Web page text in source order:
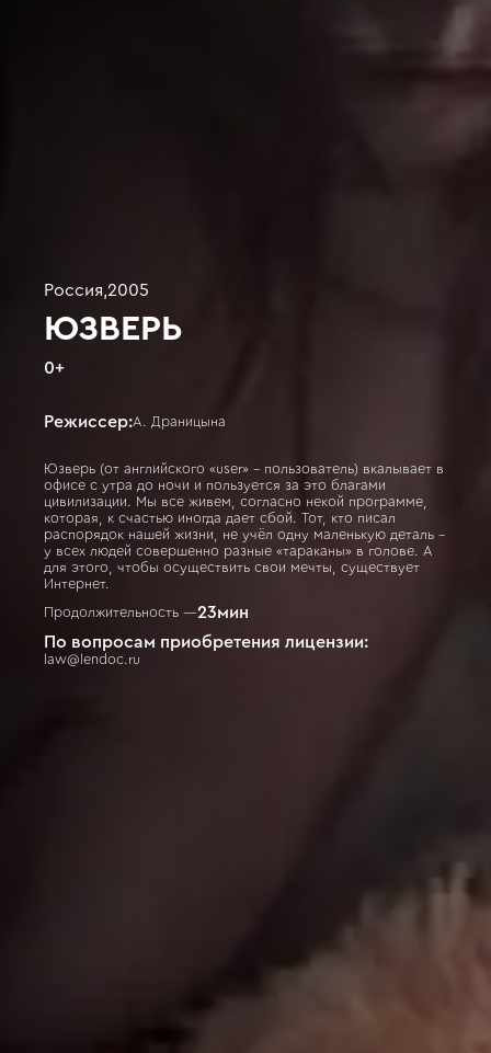
Россия,2005
ЮЗВЕРЬ
0+
Режиссер:А. Драницына
Юзверь (от английского «user» - пользователь) вкалывает в
офисе с утра до ночи и пользуется за это благами
цивилизации. Мы все живем, согласно некой программе,
которая, к счастью иногда дает сбой. Тот, кто писал
распорядок нашей жизни, не учёл одну маленькую деталь –
у всех людей совершенно разные «тараканы» в голове. А
для этого, чтобы осуществить свои мечты, существует
Интернет.
Продолжительность —23мин
По вопросам приобретения лицензии:
law@lendoc.ru